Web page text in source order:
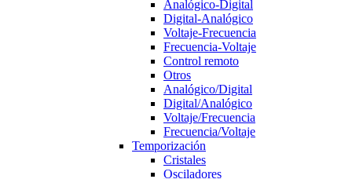
Analógico-Digital
Digital-Analógico
Voltaje-Frecuencia
Frecuencia-Voltaje
Control remoto
Otros
Analógico/Digital
Digital/Analógico
Voltaje/Frecuencia
Frecuencia/Voltaje
Temporización
Cristales
Osciladores